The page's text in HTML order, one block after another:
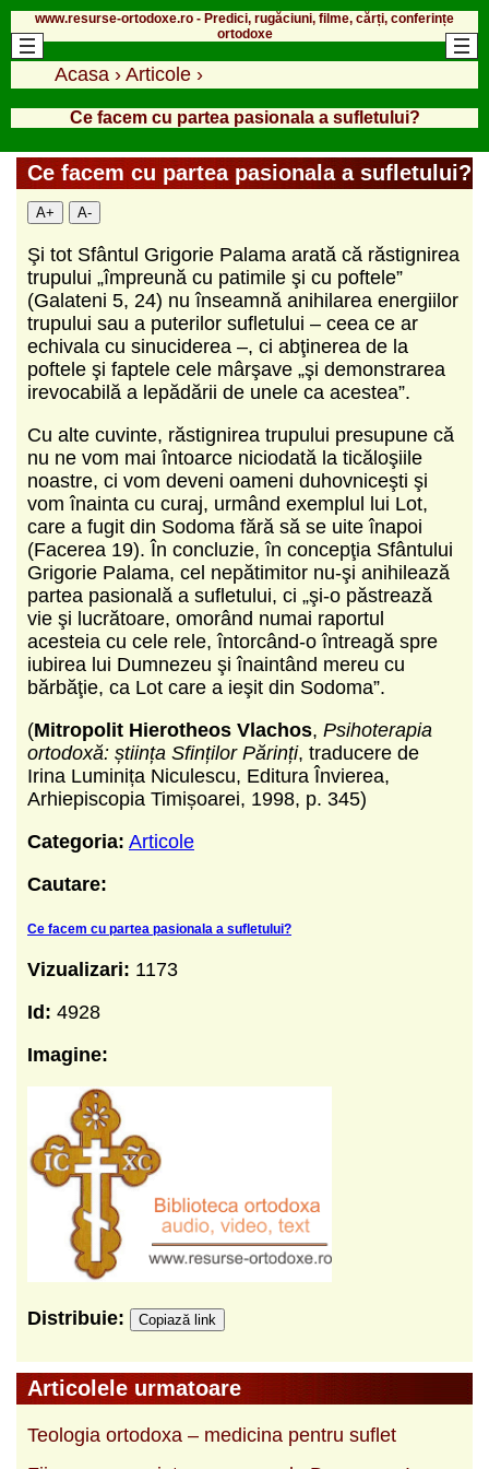
www.resurse-ortodoxe.ro - Predici, rugăciuni, filme, cărți, conferințe
ortodoxe
Acasa › Articole ›
Ce facem cu partea pasionala a sufletului?
Ce facem cu partea pasionala a sufletului?
A+ A-
Şi tot Sfântul Grigorie Palama arată că răstignirea
trupului „împreună cu patimile şi cu poftele”
(Galateni 5, 24) nu înseamnă anihilarea energiilor
trupului sau a puterilor sufletului – ceea ce ar
echivala cu sinuciderea –, ci abţinerea de la
poftele şi faptele cele mârşave „şi demonstrarea
irevocabilă a lepădării de unele ca acestea”.
Cu alte cuvinte, răstignirea trupului presupune că
nu ne vom mai întoarce niciodată la ticăloşiile
noastre, ci vom deveni oameni duhovniceşti şi
vom înainta cu curaj, urmând exemplul lui Lot,
care a fugit din Sodoma fără să se uite înapoi
(Facerea 19). În concluzie, în concepţia Sfântului
Grigorie Palama, cel nepătimitor nu-şi anihilează
partea pasională a sufletului, ci „şi-o păstrează
vie şi lucrătoare, omorând numai raportul
acesteia cu cele rele, întorcând-o întreagă spre
iubirea lui Dumnezeu şi înaintând mereu cu
bărbăţie, ca Lot care a ieşit din Sodoma”.
(Mitropolit Hierotheos Vlachos, Psihoterapia
ortodoxă: știința Sfinților Părinți, traducere de
Irina Luminița Niculescu, Editura Învierea,
Arhiepiscopia Timișoarei, 1998, p. 345)
Categoria: Articole
Cautare:
Ce facem cu partea pasionala a sufletului?
Vizualizari: 1173
Id: 4928
Imagine:
Distribuie: Copiază link
Articolele urmatoare
Teologia ortodoxa ‒ medicina pentru suflet